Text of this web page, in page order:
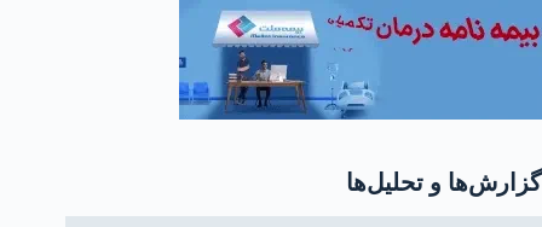
گزارش‌ها و تحلیل‌ها